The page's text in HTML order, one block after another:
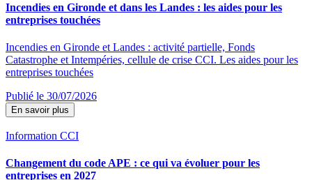
Incendies en Gironde et dans les Landes : les aides pour les
entreprises touchées
Incendies en Gironde et Landes : activité partielle, Fonds
Catastrophe et Intempéries, cellule de crise CCI. Les aides pour les
entreprises touchées
Publié le 30/07/2026
En savoir plus
Information CCI
Changement du code APE : ce qui va évoluer pour les
entreprises en 2027